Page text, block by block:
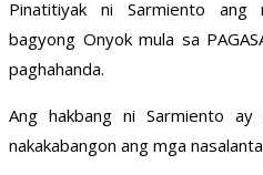
Pinatitiyak ni Sarmiento
bagyong Onyok mula sa
paghahanda.
Ang hakbang ni Sarmiento
nakakabangon ang mga